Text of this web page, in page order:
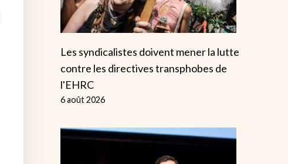
Les syndicalistes doivent mener la lutte
contre les directives transphobes de
l'EHRC
6 août 2026